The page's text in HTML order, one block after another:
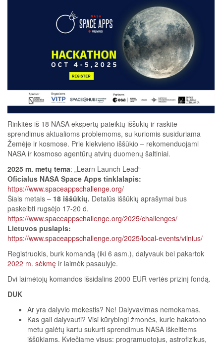
Rinkitės iš 18 NASA ekspertų pateiktų iššūkių ir raskite
sprendimus aktualioms problemoms, su kuriomis susiduriama
Žemėje ir kosmose. Prie kiekvieno iššūkio – rekomenduojami
NASA ir kosmoso agentūrų atvirų duomenų šaltiniai.
2025 m. metų tema: „Learn Launch Lead“
Oficialus NASA Space Apps tinklalapis:
https://www.spaceappschallenge.org/
Šiais metais – 18 iššūkių. Detalūs iššūkių aprašymai bus
paskelbti rugsėjo 17-20 d.
https://www.spaceappschallenge.org/2025/challenges/
Lietuvos puslapis:
https://www.spaceappschallenge.org/2025/local-events/vilnius/
Registruokis, burk komandą (iki 6 asm.), dalyvauk bei pakartok
2022 m. sėkmę ir laimėk pasaulyje.
Dvi laimėtojų komandos išsidalins 2000 EUR vertės prizinį fondą.
DUK
Ar yra dalyvio mokestis? Ne! Dalyvavimas nemokamas.
Kas gali dalyvauti? Visi kūrybingi žmonės, kurie hakatono
metu galėtų kartu sukurti sprendimus NASA iškeltiems
iššūkiams. Kviečiame visus: programuotojus, astrofizikus,